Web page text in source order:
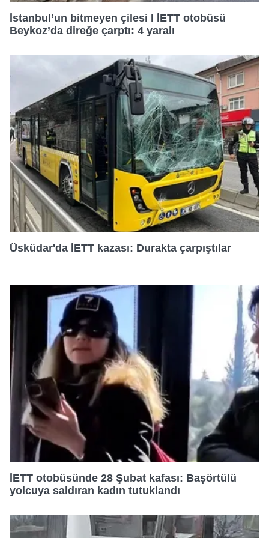
İstanbul’un bitmeyen çilesi I İETT otobüsü
Beykoz’da direğe çarptı: 4 yaralı
Üsküdar'da İETT kazası: Durakta çarpıştılar
İETT otobüsünde 28 Şubat kafası: Başörtülü
yolcuya saldıran kadın tutuklandı